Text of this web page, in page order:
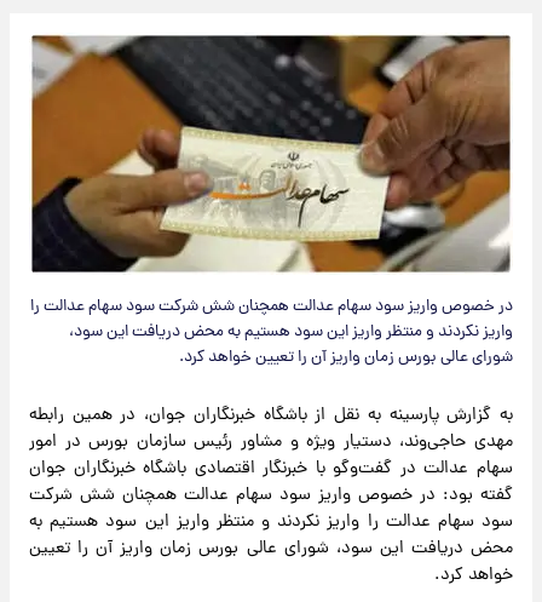
در خصوص واریز سود سهام عدالت همچنان شش شرکت سود سهام عدالت را
واریز نکردند و منتظر واریز این سود هستیم به محض دریافت این سود،
شورای عالی بورس زمان واریز آن را تعیین خواهد کرد.
به گزارش پارسینه به نقل از باشگاه خبرنگاران جوان، در همین رابطه
مهدی حاجی‌وند، دستیار ویژه و مشاور رئیس سازمان بورس در امور
سهام عدالت در گفت‌و‌گو با خبرنگار اقتصادی باشگاه خبرنگاران جوان
گفته بود: در خصوص واریز سود سهام عدالت همچنان شش شرکت
سود سهام عدالت را واریز نکردند و منتظر واریز این سود هستیم به
محض دریافت این سود، شورای عالی بورس زمان واریز آن را تعیین
خواهد کرد.